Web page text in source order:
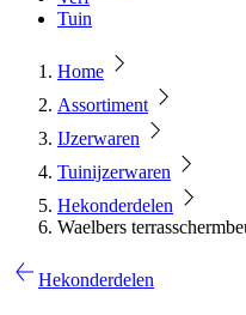
Tuin
Home
Assortiment
IJzerwaren
Tuinijzerwaren
Hekonderdelen
Waelbers
Hekonderdelen